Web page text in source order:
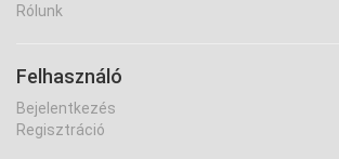
Rólunk
Felhasználó
Bejelentkezés
Regisztráció